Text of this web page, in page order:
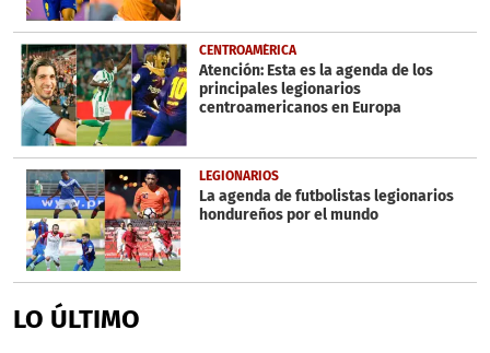
CENTROAMÉRICA
Atención: Esta es la agenda de los
principales legionarios
centroamericanos en Europa
LEGIONARIOS
La agenda de futbolistas legionarios
hondureños por el mundo
LO ÚLTIMO